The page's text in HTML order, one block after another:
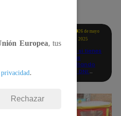
26 de mayo
2025
Revisa si tienes
deudas
consultando
con tu DNI:
detalles
Europea, tus
.
Rechazar